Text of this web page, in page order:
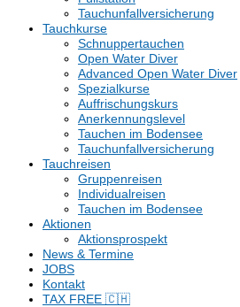
Tauchunfallversicherung
Tauchkurse
Schnuppertauchen
Open Water Diver
Advanced Open Water Diver
Spezialkurse
Auffrischungskurs
Anerkennungslevel
Tauchen im Bodensee
Tauchunfallversicherung
Tauchreisen
Gruppenreisen
Individualreisen
Tauchen im Bodensee
Aktionen
Aktionsprospekt
News & Termine
JOBS
Kontakt
TAX FREE 🇨🇭